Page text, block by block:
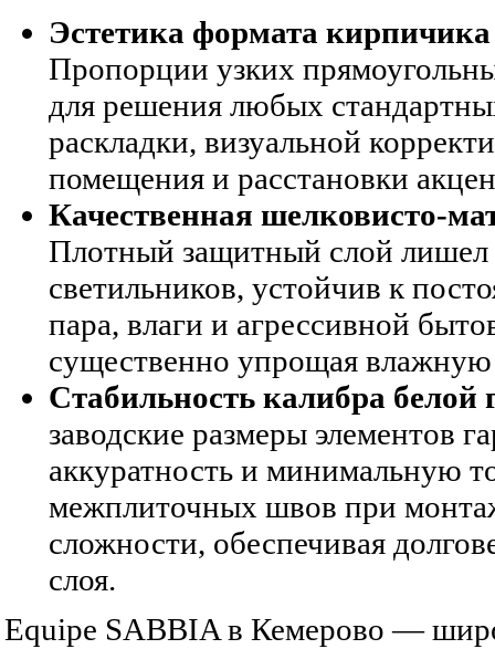
Эстетика формата
Пропорции узких
для решения любых
раскладки, визуальной
помещения и расстановки
Качественная шелковисто-
Плотный защитный слой лишел
светильников, устойчив к
пара, влаги и агрессивной
существенно упрощая влажную
Стабильность калибра белой
заводские размеры элементов
аккуратность и минимальную
межплиточных швов при
сложности, обеспечивая
слоя.
Equipe SABBIA в Кемерово —